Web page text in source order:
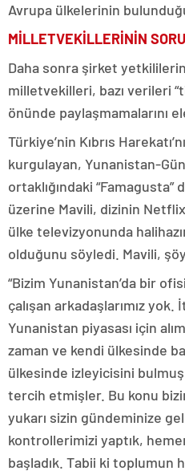
Avrupa ülkelerinin
MİLLETVEKİLLERİNİN
Daha sonra şirket
milletvekilleri, bazı verileri
önünde paylaşmamalarını
Türkiye’nin Kıbrıs
kurgulayan, Yunanistan-
ortaklığındaki
üzerine Mavili, dizinin Netflix
ülke televizyonunda
olduğunu söyledi. Mavili,
“Bizim Yunanistan’da bir
çalışan arkadaşlarımız yok.
Yunanistan piyasası için
zaman ve kendi ülkesinde
ülkesinde izleyicisini
tercih etmişler. Bu konu
yukarı sizin gündeminize
kontrollerimizi yaptık,
başladık. Tabii ki toplumun